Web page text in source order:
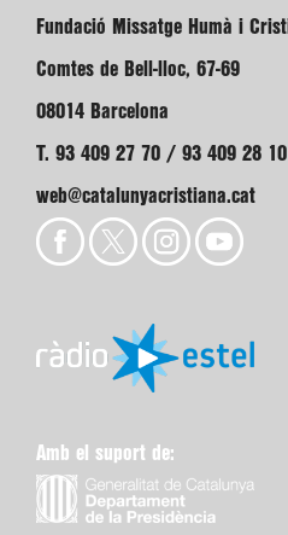
Fundació Missatge Humà i
Comtes de Bell-lloc, 67-69
08014 Barcelona
T. 93 409 27 70 / 93 409 28 10
web@catalunyacristiana.cat
Amb el suport de: